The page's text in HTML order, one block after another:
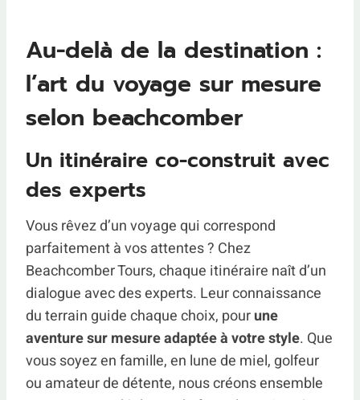
Au-delà de la destination :
l’art du voyage sur mesure
selon beachcomber
Un itinéraire co-construit avec
des experts
Vous rêvez d’un voyage qui correspond
parfaitement à vos attentes ? Chez
Beachcomber Tours, chaque itinéraire naît d’un
dialogue avec des experts. Leur connaissance
du terrain guide chaque choix, pourune
aventure sur mesure adaptée à votre style. Que
vous soyez en famille, en lune de miel, golfeur
ou amateur de détente, nous créons ensemble